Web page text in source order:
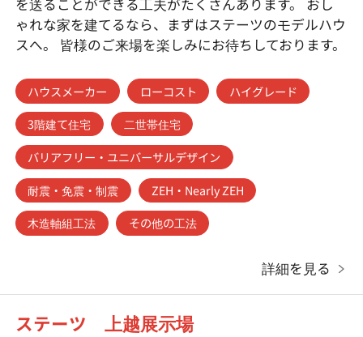
を送ることができる工夫がたくさんあります。 おし
ゃれな家を建てるなら、まずはステーツのモデルハウ
スへ。 皆様のご来場を楽しみにお待ちしております。
ハウスメーカー ローコスト
ハイグレード
3階建て住宅
二世帯住宅
バリアフリー・ユニバーサルデザイン
耐震・免震・制震
ZEH・Nearly ZEH
木造軸組工法
その他の工法
詳細を見る
ステーツ 上越展示場